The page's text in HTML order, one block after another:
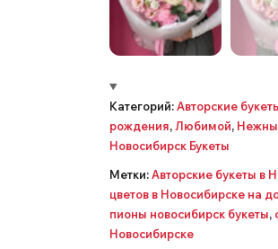
Категорий:Авторские
рождения, Любимой,
Новосибирск Букеты
Метки:Авторские букеты в
цветов в Новосибирске на
пионы новосибирск букеты,
Новосибирске